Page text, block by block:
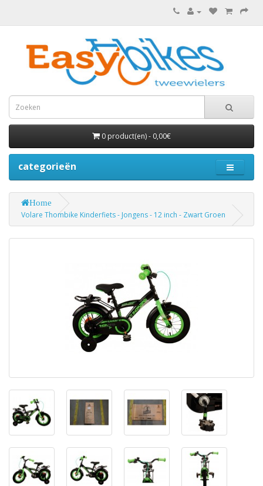
0 product(en) - 0,00€
categorieën
Home
Volare Thombike Kinderfiets - Jongens - 12 inch - Zwart Groen